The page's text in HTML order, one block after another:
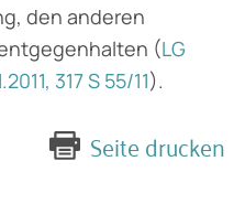
den anderen
(LG
317 S 55/11).
Seite drucken